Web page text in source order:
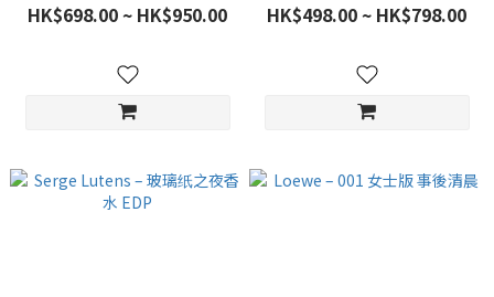
HK$698.00 ~ HK$950.00 HK$498.00 ~ HK$798.00